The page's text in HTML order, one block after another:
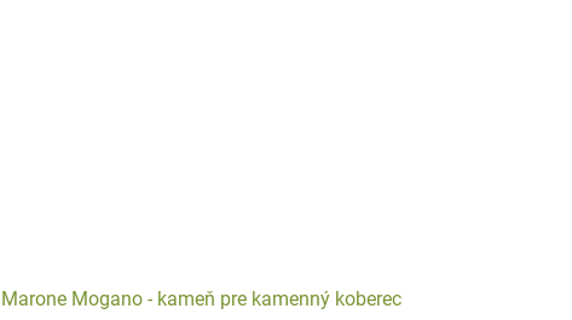
Marone Mogano - kameň pre kamenný koberec